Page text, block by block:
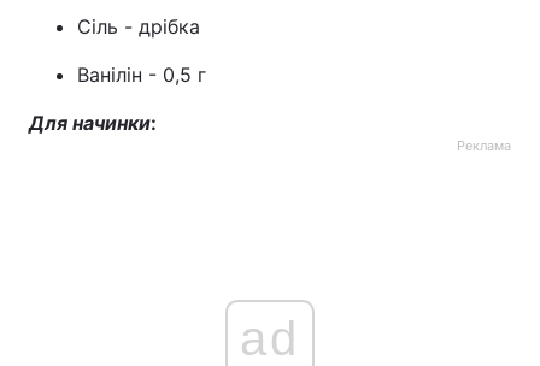
Сіль - дрібка
Ванілін - 0,5 г
Для начинки:
Реклама
ad